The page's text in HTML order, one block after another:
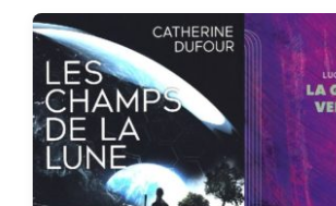
t
d
a
t
e